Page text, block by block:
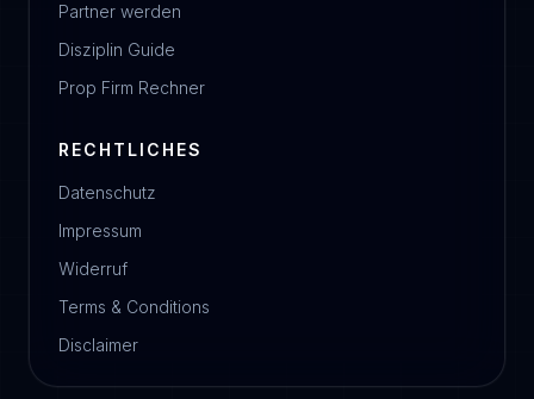
Partner werden
Disziplin Guide
Prop Firm Rechner
RECHTLICHES
Datenschutz
Impressum
Widerruf
Terms & Conditions
Disclaimer